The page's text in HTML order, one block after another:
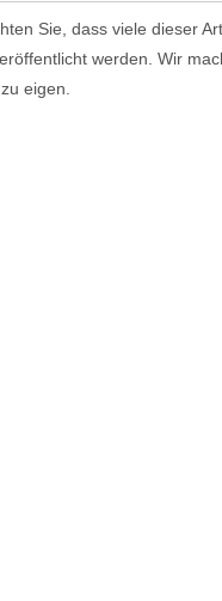
Sie, dass viele dieser
werden. Wir
eigen.